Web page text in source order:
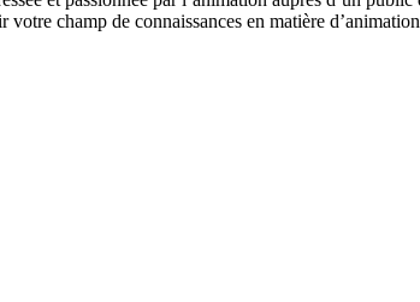
champ de connaissances en matière